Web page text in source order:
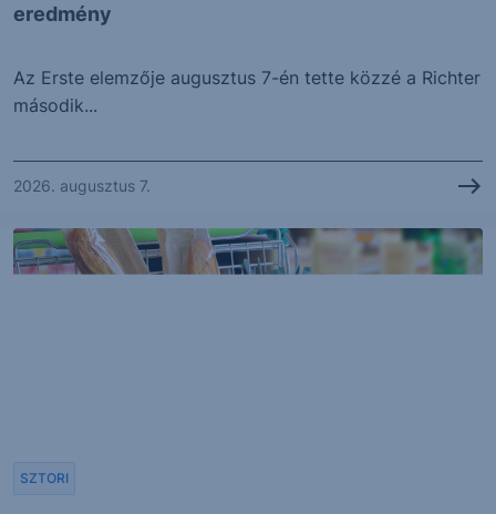
eredmény
Az Erste elemzője augusztus 7-én tette közzé a Richter
második...
2026. augusztus 7.
SZTORI